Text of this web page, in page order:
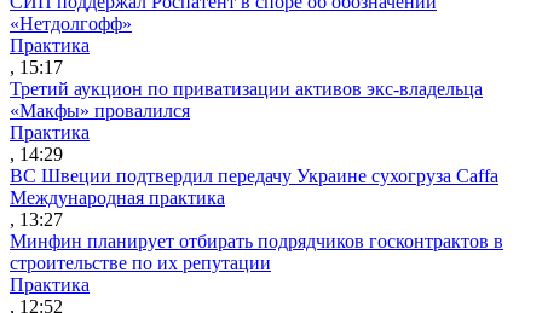
«Нетдолгофф»
Практика
, 15:17
Третий аукцион по приватизации активов экс-владельца
«Макфы» провалился
Практика
, 14:29
ВС Швеции подтвердил передачу Украине сухогруза Caffa
Международная практика
, 13:27
Минфин планирует отбирать подрядчиков госконтрактов в
строительстве по их репутации
Практика
, 12:52